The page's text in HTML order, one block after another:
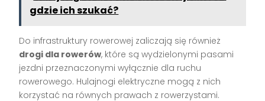
gdzie ich szukać?
Do infrastruktury rowerowej zaliczają się również
drogi dla rowerów, które są wydzielonymi pasami
jezdni przeznaczonymi wyłącznie dla ruchu
rowerowego. Hulajnogi elektryczne mogą z nich
korzystać na równych prawach z rowerzystami.